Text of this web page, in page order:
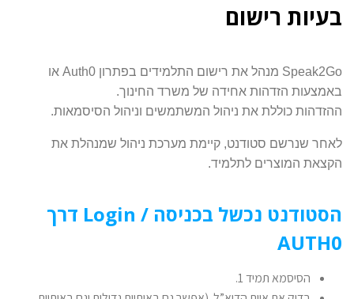
בעיות רישום
Speak2Go מנהל את רישום התלמידים בפתרון Auth0 או
באמצעות הזדהות אחידה של משרד החינוך.
ההזדהות כוללת את ניהול המשתמשים וניהול הסיסמאות.
לאחר שנרשם סטודנט, קיימת מערכת ניהול שמנהלת את
הקצאת המוצרים לתלמיד.
הסטודנט נכשל בכניסה / Login דרך
AUTH0
הסיסמא תמיד 1.